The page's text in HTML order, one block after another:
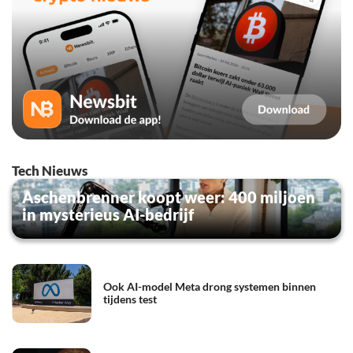
Tech Nieuws
Aschenbrenner koopt weer: 400 miljoen
in mysterieus AI-bedrijf
Ook AI-model Meta drong systemen binnen
tijdens test